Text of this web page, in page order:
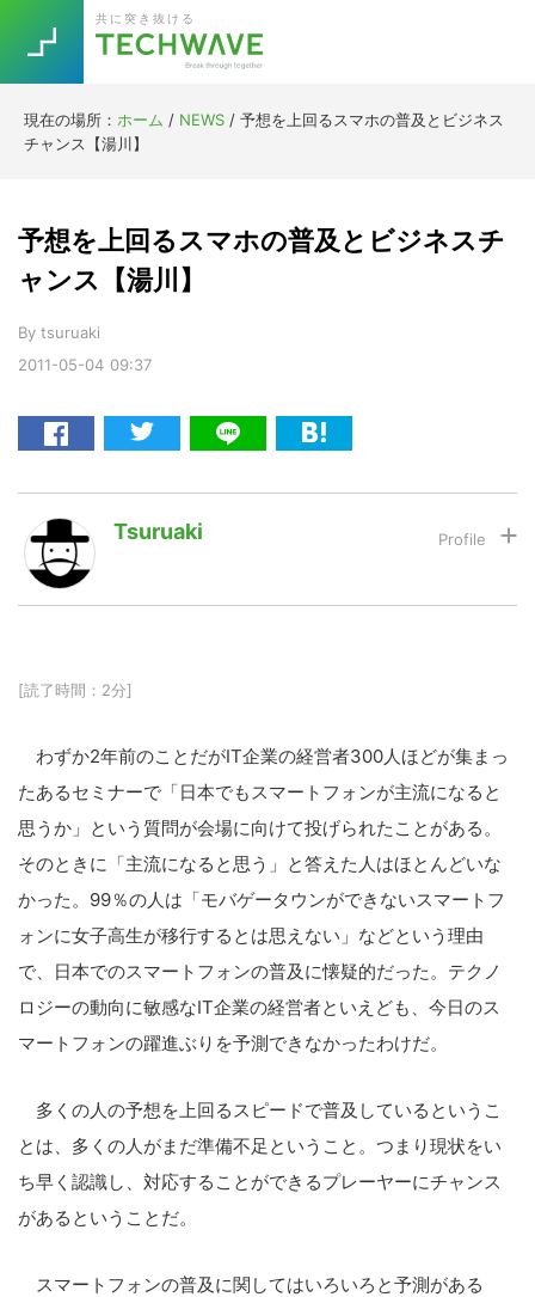
primary
navigation
main
content
primary
sidebar
footer
共に突き抜ける
現在の場所： ホーム / NEWS / 予想を上回るスマホの普及とビジネス
チャンス【湯川】
2011-05-04 09:37
予想を上回るスマホの普及とビジネスチ
ャンス【湯川】
By tsuruaki
Tsuruaki
[読了時間：2分]
わずか2年前のことだがIT企業の経営者300人ほどが集まっ
たあるセミナーで「日本でもスマートフォンが主流になると
思うか」という質問が会場に向けて投げられたことがある。
そのときに「主流になると思う」と答えた人はほとんどいな
かった。99％の人は「モバゲータウンができないスマートフ
ォンに女子高生が移行するとは思えない」などという理由
で、日本でのスマートフォンの普及に懐疑的だった。テクノ
ロジーの動向に敏感なIT企業の経営者といえども、今日のス
マートフォンの躍進ぶりを予測できなかったわけだ。
多くの人の予想を上回るスピードで普及しているというこ
とは、多くの人がまだ準備不足ということ。つまり現状をい
ち早く認識し、対応することができるプレーヤーにチャンス
があるということだ。
スマートフォンの普及に関してはいろいろと予測がある
TOPICS
RE:LIFE
Re:Work
AI
Drone
VR/AR
[Startup]
[Voice Edition]
[YouTube]
投資家登録
特集
Block Data Bank
Trend
5G Asana